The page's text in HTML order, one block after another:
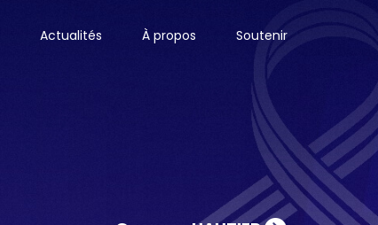
Actualités À propos Soutenir